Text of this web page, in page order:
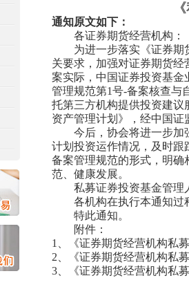
通知原文如下：
各证券期货经营机构：
为进一步落实《证券期货
关要求，加强对证券期货
案实际，中国证券投资基
管理规范第1号-备案核查与
托第三方机构提供投资建议
资产管理计划》，经中国
今后，协会将进一步加强
计划投资运作情况，及时
备案管理规范的形式，明
范、健康发展。
私募证券投资基金管理
各机构在执行本通知过
特此通知。
附件：
1、《证券期货经营机构私
2、《证券期货经营机构私
3、《证券期货经营机构私